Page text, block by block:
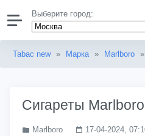
Выберите город:
Tabac new » Марка » Marlboro
Сигареты
Marlboro 17-04-2024,